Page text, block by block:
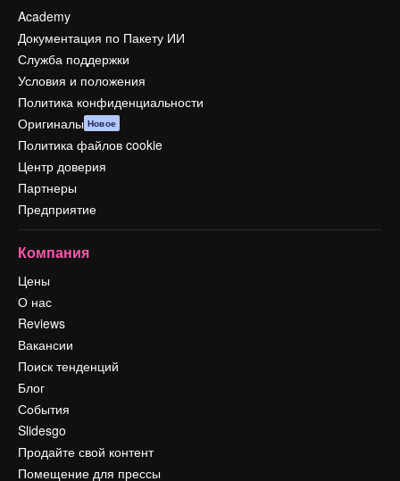
Academy
Документация по Пакету ИИ
Служба поддержки
Условия и положения
Политика конфиденциальности
Оригиналы Новое
Политика файлов cookie
Центр доверия
Партнеры
Предприятие
Компания
Цены
О нас
Reviews
Вакансии
Поиск тенденций
Блог
События
Slidesgo
Продайте свой контент
Помещение для прессы